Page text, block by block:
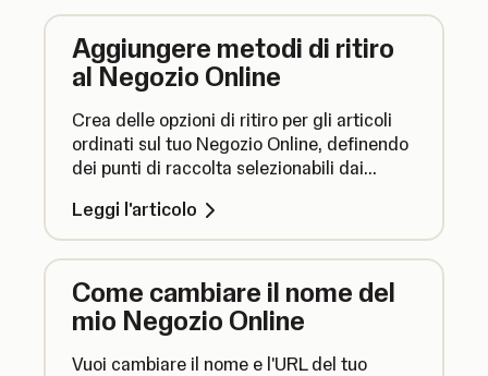
Aggiungere metodi di ritiro
al Negozio Online
Crea delle opzioni di ritiro per gli articoli
ordinati sul tuo Negozio Online, definendo
dei punti di raccolta selezionabili dai
Leggi l'articolo
Come cambiare il nome del
mio Negozio Online
Vuoi cambiare il nome e l'URL del tuo